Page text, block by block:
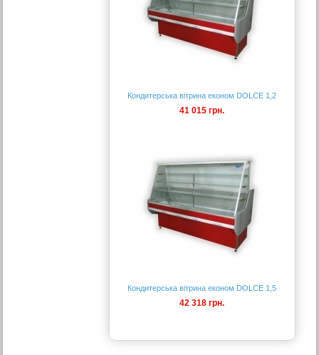
Кондитерська вітрина економ DOLCE 1,2
41 015 грн.
Кондитерська вітрина економ DOLCE 1,5
42 318 грн.